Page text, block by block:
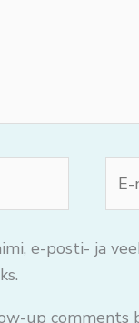
e-posti- ja
up comments